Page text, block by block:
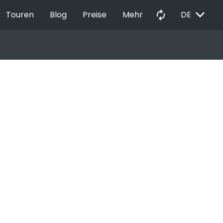
Touren Blog Preise Mehr autorenew DE EXPAND_MORE